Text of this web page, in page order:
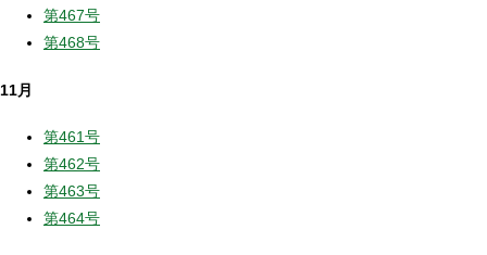
第467号
第468号
11月
第461号
第462号
第463号
第464号